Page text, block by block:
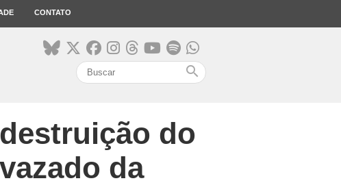
CONTATO
search
do
da